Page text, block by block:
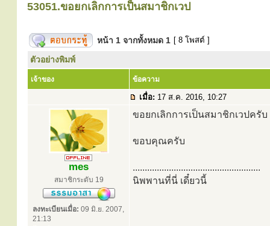
53051.ขอยกเลิกการเป็นสมาชิกเวป
หน้า 1 จากทั้งหมด 1 [ 8 โพสต์ ]
ตัวอย่างพิมพ์
เจ้าของ ข้อความ
เมื่อ: 17 ส.ค. 2016, 10:27
mes
สมาชิกระดับ 19
ลงทะเบียนเมื่อ: 09 มิ.ย. 2007,
21:13
ขอยกเลิกการเป็นสมาชิกเวปครับ
ขอบคุณครับ
.....................................................
นิพพานที่นี่ เดี๋ยวนี้